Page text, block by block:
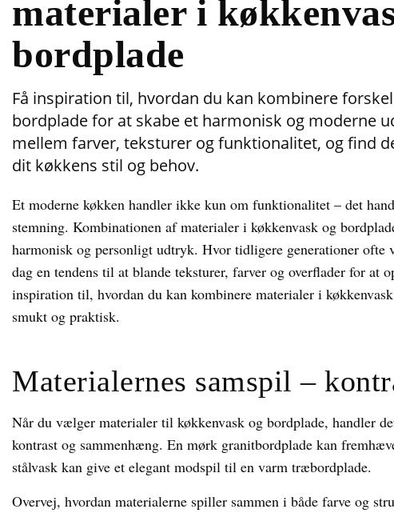
materialer i
bordplade
Få inspiration til, hvordan du kan kombinere
bordplade for at skabe et harmonisk og moderne
mellem farver, teksturer og funktionalitet, og find
dit køkkens stil og behov.
Et moderne køkken handler ikke kun om funktionalitet – det
stemning. Kombinationen af materialer i køkkenvask og
harmonisk og personligt udtryk. Hvor tidligere generationer ofte
dag en tendens til at blande teksturer, farver og overflader for at
inspiration til, hvordan du kan kombinere materialer i
smukt og praktisk.
Materialernes samspil –
Når du vælger materialer til køkkenvask og bordplade, handler
kontrast og sammenhæng. En mørk granitbordplade kan
stålvask kan give et elegant modspil til en varm træbordplade.
Overvej, hvordan materialerne spiller sammen i både farve og